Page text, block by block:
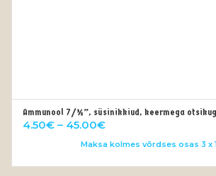
VALI
Ammunool 7/½”, süsinikkiud, keermega
4.50€ – 45.00€Price
range:
Maksa kolmes võrdses osas 3 x